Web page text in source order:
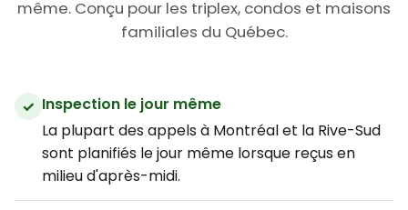
même. Conçu pour les triplex, condos et maisons
familiales du Québec.
Inspection le jour même
La plupart des appels à Montréal et la Rive-Sud
sont planifiés le jour même lorsque reçus en
milieu d'après-midi.